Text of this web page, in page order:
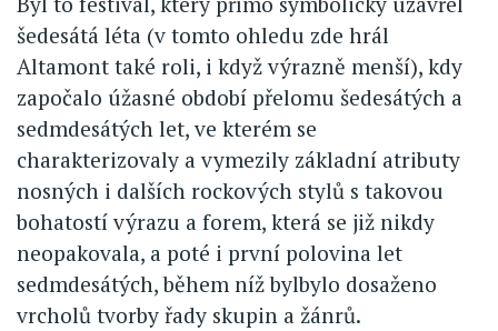
šedesátá léta (v tomto ohledu zde hrál
Altamont také roli, i když výrazně menší), kdy
započalo úžasné období přelomu šedesátých a
sedmdesátých let, ve kterém se
charakterizovaly a vymezily základní atributy
nosných i dalších rockových stylů s takovou
bohatostí výrazu a forem, která se již nikdy
neopakovala, a poté i první polovina let
sedmdesátých, během níž bylbylo dosaženo
vrcholů tvorby řady skupin a žánrů.